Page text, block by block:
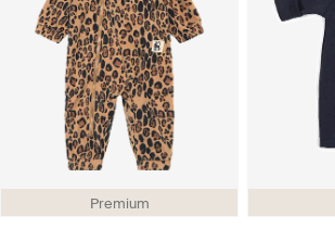
Premium